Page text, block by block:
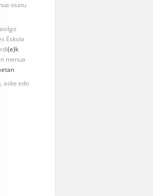
osatu
Eskola
(e)k
menua
aske edo